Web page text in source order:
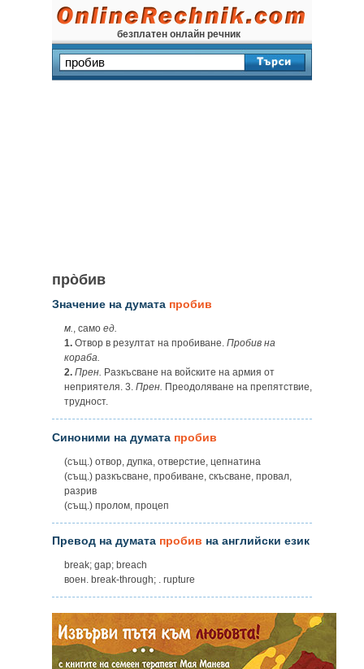
безплатен онлайн речник
про̀бив
Значение на думата пробив
м., само ед.
1. Отвор в резултат на пробиване. Пробив на
кораба.
2. Прен. Разкъсване на войските на армия от
неприятеля. 3. Прен. Преодоляване на препятствие,
трудност.
Синоними на думата пробив
(същ.) отвор, дупка, отверстие, цепнатина
(същ.) разкъсване, пробиване, скъсване, провал,
разрив
(същ.) пролом, процеп
Превод на думата пробив на английски език
break; gap; breach
воен. break-through; . rupture